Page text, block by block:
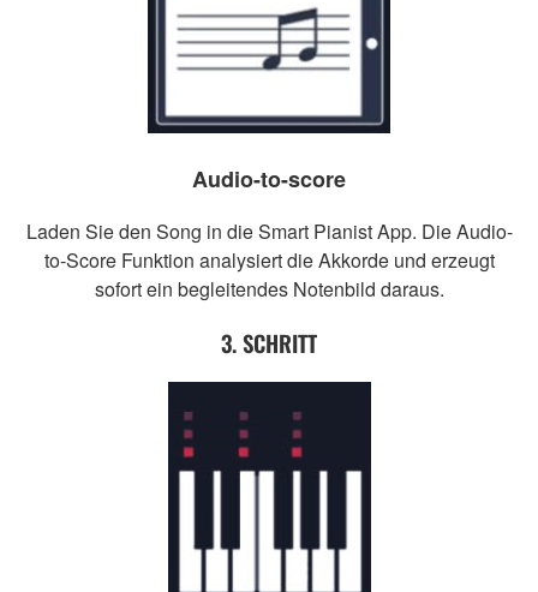
Audio-to-score
Laden Sie den Song in die Smart Pianist App. Die Audio-
to-Score Funktion analysiert die Akkorde und erzeugt
sofort ein begleitendes Notenbild daraus.
3. SCHRITT